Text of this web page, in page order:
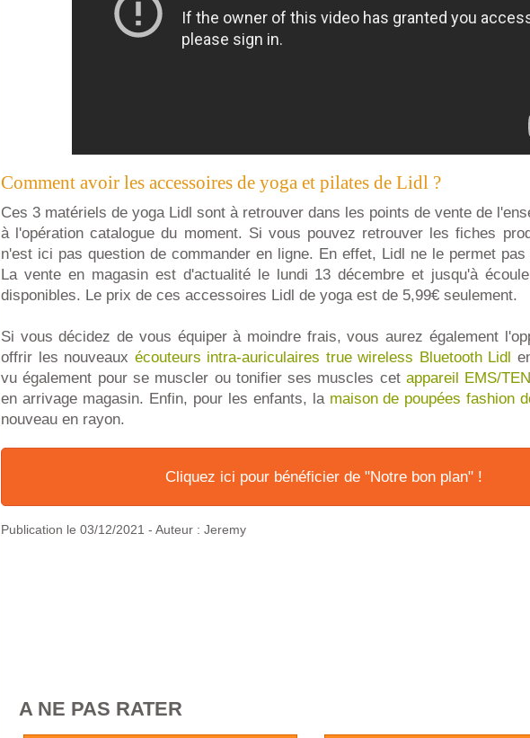
Comment avoir les accessoires de yoga et pilates de Lidl ?
Ces 3 matériels de yoga Lidl sont à retrouver dans les points de vente de
à l'opération catalogue du moment. Si vous pouvez retrouver les fiches
n'est ici pas question de commander en ligne. En effet, Lidl ne le permet
La vente en magasin est d'actualité le lundi 13 décembre et jusqu'à
disponibles. Le prix de ces accessoires Lidl de yoga est de 5,99€ seulement.
Si vous décidez de vous équiper à moindre frais, vous aurez également
offrir les nouveaux écouteurs intra-auriculaires true wireless Bluetooth Lidl
vu également pour se muscler ou tonifier ses muscles cetappareil EMS/
en arrivage magasin. Enfin, pour les enfants, la maison de poupées fashion
nouveau en rayon.
Cliquez ici pour bénéficier de "Notre bon plan" !
Publication le 03/12/2021 - Auteur : Jeremy
A NE PAS RATER